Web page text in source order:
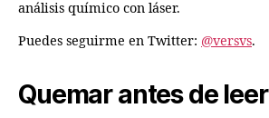
análisis químico con láser.
Puedes seguirme en Twitter: @versvs.
Quemar antes de leer